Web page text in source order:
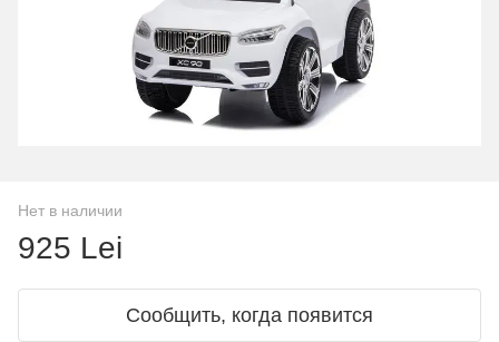
Нет в наличии
925 Lei
Сообщить, когда появится